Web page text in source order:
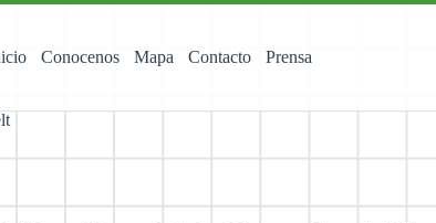
Conocenos Mapa Contacto Prensa